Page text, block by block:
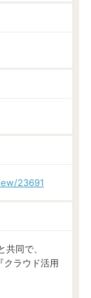
23691
同で、
クラウド活用